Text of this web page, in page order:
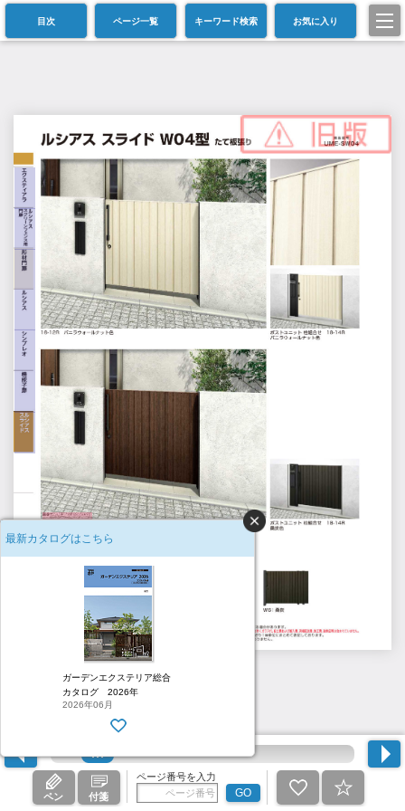
目次 ページ一覧 キーワード検索 お気に入り
ペン 付箋
ページ番号を入力
GO
最新カタログはこちら
ガーデンエクステリア総合
カタログ 2026年
2026年06月